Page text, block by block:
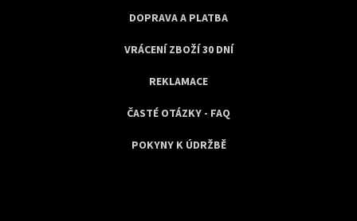
DOPRAVA A PLATBA
VRÁCENÍ ZBOŽÍ 30 DNÍ
REKLAMACE
ČASTÉ OTÁZKY - FAQ
POKYNY K ÚDRŽBĚ